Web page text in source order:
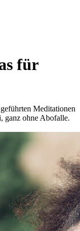
für
Meditationen
ganz ohne Abofalle.